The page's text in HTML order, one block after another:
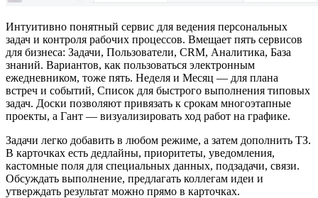
Интуитивно понятный сервис для ведения персональных
задач и контроля рабочих процессов. Вмещает пять сервисов
для бизнеса: Задачи, Пользователи, CRM, Аналитика, База
знаний. Вариантов, как пользоваться электронным
ежедневником, тоже пять. Неделя и Месяц — для плана
встреч и событий, Список для быстрого выполнения типовых
задач. Доски позволяют привязать к срокам многоэтапные
проекты, а Гант — визуализировать ход работ на графике.
Задачи легко добавить в любом режиме, а затем дополнить ТЗ.
В карточках есть дедлайны, приоритеты, уведомления,
кастомные поля для специальных данных, подзадачи, связи.
Обсуждать выполнение, предлагать коллегам идеи и
утверждать результат можно прямо в карточках.